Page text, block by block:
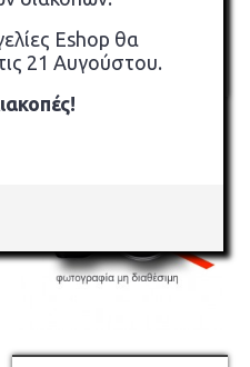
Eshop θα
21 Αυγούστου.